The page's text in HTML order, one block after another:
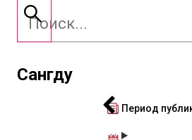
Сангду
Период